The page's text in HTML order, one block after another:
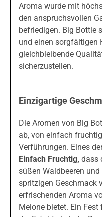
Aroma wurde mit
den anspruchsvollen
befriedigen. Big Bottle
und einen sorgfältigen
gleichbleibende
sicherzustellen.
Einzigartige
Die Aromen von Big
ab, von einfach
Verführungen. Eines
Einfach Fruchtig, dass
süßen Waldbeeren
spritzigen Geschmack
erfrischenden Aroma
Melone bietet. Ein